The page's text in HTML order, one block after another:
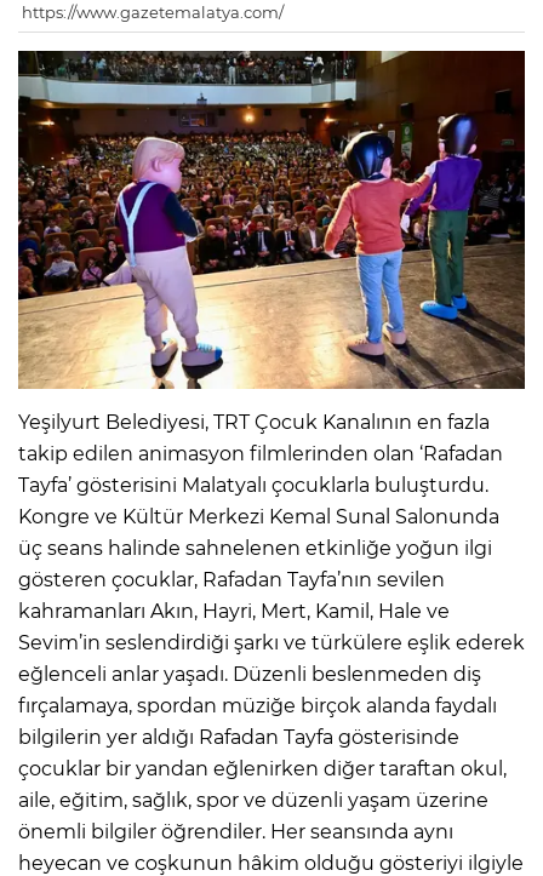
https://www.gazetemalatya.com/
Yeşilyurt Belediyesi, TRT Çocuk Kanalının en fazla
takip edilen animasyon filmlerinden olan ‘Rafadan
Tayfa’ gösterisini Malatyalı çocuklarla buluşturdu.
Kongre ve Kültür Merkezi Kemal Sunal Salonunda
üç seans halinde sahnelenen etkinliğe yoğun ilgi
gösteren çocuklar, Rafadan Tayfa’nın sevilen
kahramanları Akın, Hayri, Mert, Kamil, Hale ve
Sevim’in seslendirdiği şarkı ve türkülere eşlik ederek
eğlenceli anlar yaşadı. Düzenli beslenmeden diş
fırçalamaya, spordan müziğe birçok alanda faydalı
bilgilerin yer aldığı Rafadan Tayfa gösterisinde
çocuklar bir yandan eğlenirken diğer taraftan okul,
aile, eğitim, sağlık, spor ve düzenli yaşam üzerine
önemli bilgiler öğrendiler. Her seansında aynı
heyecan ve coşkunun hâkim olduğu gösteriyi ilgiyle